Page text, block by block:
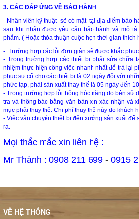
3. CÁC ĐÁP ỨNG VỀ BẢO HÀNH
- Nhân viên kỹ thuật sẽ có mặt tại địa điểm bảo
sau khi nhận được yêu cầu bảo hành và mô tả
phẩm. ( Hoặc thỏa thuận cuộc hẹn thời gian
- Trường hợp các lỗi đơn giản sẽ được khắc phục
- Trong trường hợp các thiết bị phải sửa chữa
nhiệm thực hiện công việc nhanh nhất để trả lại
phục sự cố cho các thiết bị là 02 ngày đối với
phức tạp, phải sản xuất thay thế là 05 ngày đến
- Trong trường hợp lỗi hỏng hóc nặng do bên sử
tra và thông báo bằng văn bản xin xác nhận và
mục phải thay thế. Chi phí thay thế này do khách
- Việc vận chuyển thiết bị đến xưởng sản xuất để
ra.
Mọi thắc mắc xin liên hệ :
Mr Thành : 0908 211 699 - 0915
VỀ HỆ THỐNG